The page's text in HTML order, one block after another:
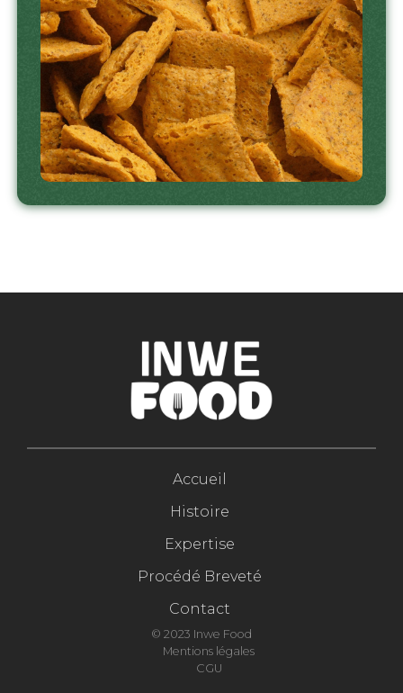
Accueil
Histoire
Expertise
Procédé Breveté
Contact
© 2023 Inwe Food
Mentions légales
CGU